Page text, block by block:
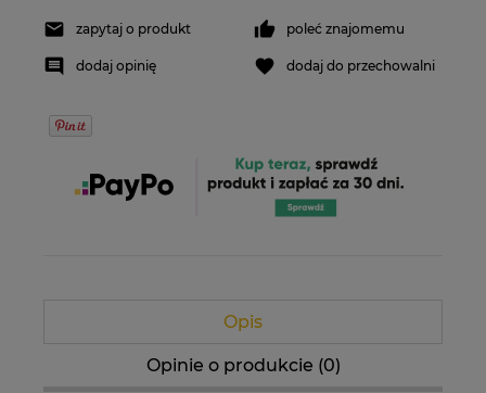
zapytaj o produkt poleć znajomemu
dodaj opinię dodaj do przechowalni
Opis
Opinie o produkcie (0)